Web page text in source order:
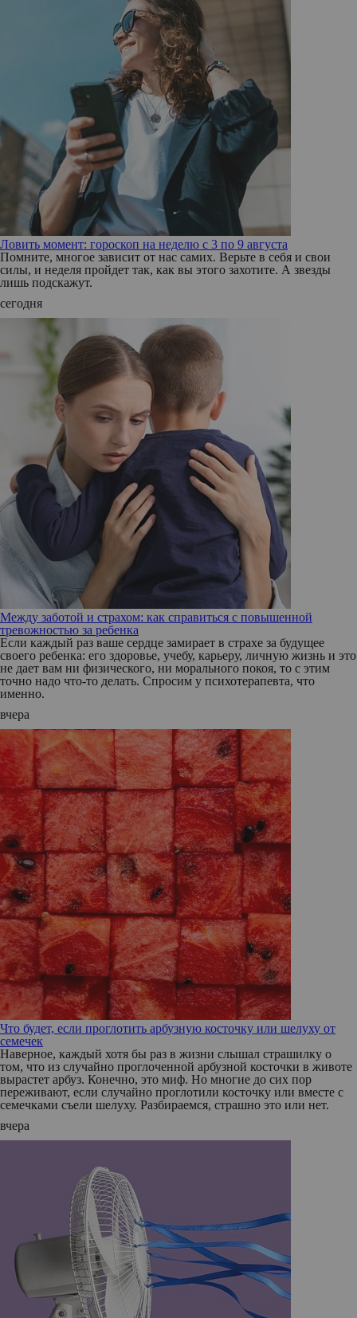
Ловить момент: гороскоп на неделю с 3 по 9 августа
Помните, многое зависит от нас самих. Верьте в себя и свои
силы, и неделя пройдет так, как вы этого захотите. А звезды
лишь подскажут.
сегодня
Между заботой и страхом: как справиться с повышенной
тревожностью за ребенка
Если каждый раз ваше сердце замирает в страхе за будущее
своего ребенка: его здоровье, учебу, карьеру, личную жизнь и это
не дает вам ни физического, ни морального покоя, то с этим
точно надо что-то делать. Спросим у психотерапевта, что
именно.
вчера
Что будет, если проглотить арбузную косточку или шелуху от
семечек
Наверное, каждый хотя бы раз в жизни слышал страшилку о
том, что из случайно проглоченной арбузной косточки в животе
вырастет арбуз. Конечно, это миф. Но многие до сих пор
переживают, если случайно проглотили косточку или вместе с
семечками съели шелуху. Разбираемся, страшно это или нет.
вчера